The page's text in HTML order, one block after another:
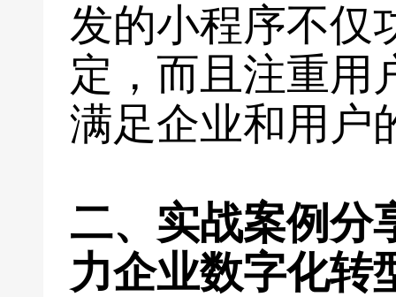
发的小程序不仅
定，而且注重用
满足企业和用户
二、实战案例分
力企业数字化转